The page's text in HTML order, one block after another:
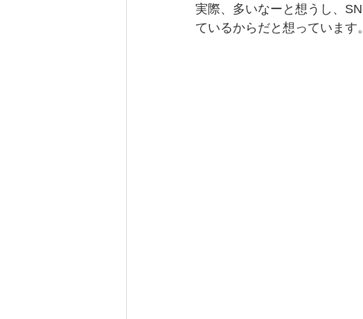
実際、多いなーと想うし、
ているからだと想っています。